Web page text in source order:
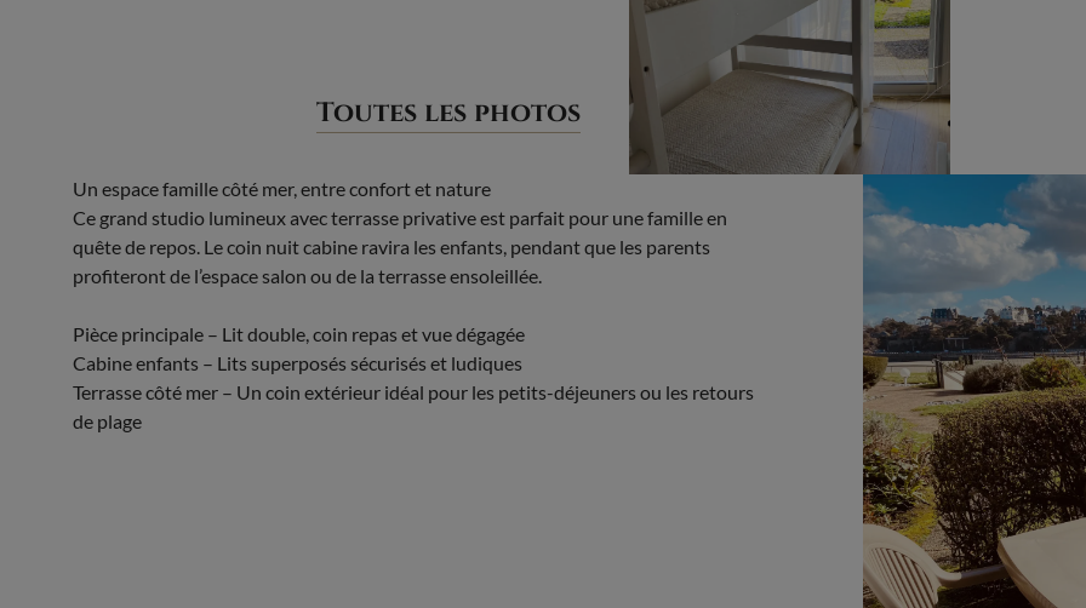
Toutes les photos
Un espace famille côté mer, entre confort et nature
Ce grand studio lumineux avec terrasse privative est parfait pour une famille en
quête de repos. Le coin nuit cabine ravira les enfants, pendant que les parents
profiteront de l’espace salon ou de la terrasse ensoleillée.
Pièce principale – Lit double, coin repas et vue dégagée
Cabine enfants – Lits superposés sécurisés et ludiques
Terrasse côté mer – Un coin extérieur idéal pour les petits-déjeuners ou les retours
de plage